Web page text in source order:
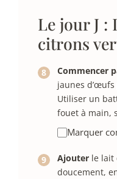
Le jour J :
citrons
Commencer
jaunes
Utiliser un
fouet à main,
Marquer
Ajouter le lait
doucement,